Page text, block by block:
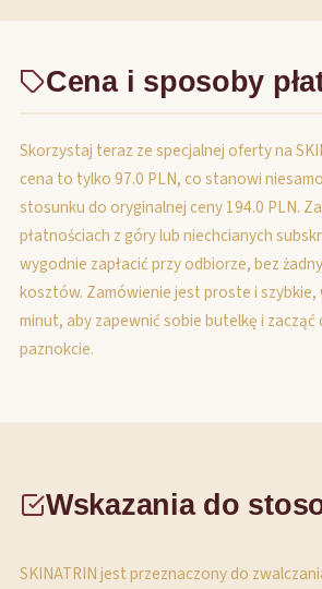
Cena i sposoby
Skorzystaj teraz ze specjalnej oferty na
cena to tylko 97.0 PLN, co stanowi
stosunku do oryginalnej ceny 194.0 PLN.
płatnościach z góry lub niechcianych
wygodnie zapłacić przy odbiorze, bez
kosztów. Zamówienie jest proste i szybkie,
minut, aby zapewnić sobie butelkę i
paznokcie.
Wskazania do
SKINATRIN jest przeznaczony do